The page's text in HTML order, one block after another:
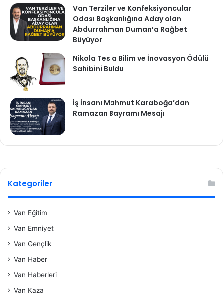
Van Terziler ve Konfeksiyoncular
Odası Başkanlığına Aday olan
Abdurrahman Duman’a Rağbet
Büyüyor
Nikola Tesla Bilim ve İnovasyon Ödülü
Sahibini Buldu
İş İnsanı Mahmut Karaboğa’dan
Ramazan Bayramı Mesajı
Kategoriler
Van Eğitim
Van Emniyet
Van Gençlik
Van Haber
Van Haberleri
Van Kaza